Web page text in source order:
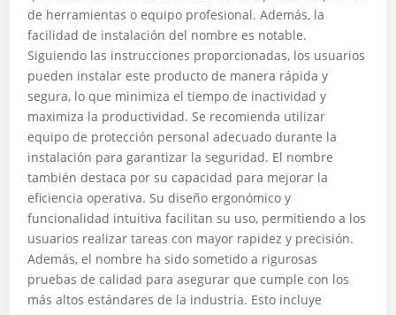
de herramientas o equipo profesional. Además, la
facilidad de instalación del nombre es notable.
Siguiendo las instrucciones proporcionadas, los usuarios
pueden instalar este producto de manera rápida y
segura, lo que minimiza el tiempo de inactividad y
maximiza la productividad. Se recomienda utilizar
equipo de protección personal adecuado durante la
instalación para garantizar la seguridad. El nombre
también destaca por su capacidad para mejorar la
eficiencia operativa. Su diseño ergonómico y
funcionalidad intuitiva facilitan su uso, permitiendo a los
usuarios realizar tareas con mayor rapidez y precisión.
Además, el nombre ha sido sometido a rigurosas
pruebas de calidad para asegurar que cumple con los
más altos estándares de la industria. Esto incluye